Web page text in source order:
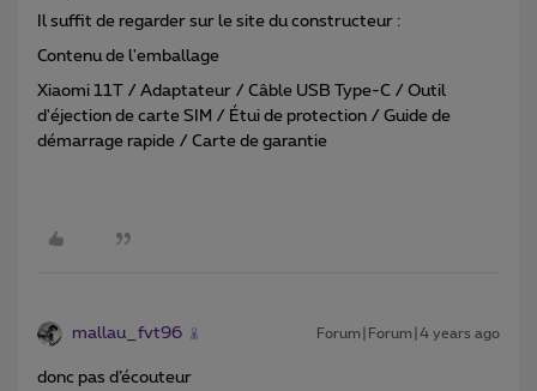
Il suffit de regarder sur le site du constructeur :
Contenu de l'emballage
Xiaomi 11T / Adaptateur / Câble USB Type-C / Outil
d'éjection de carte SIM / Étui de protection / Guide de
démarrage rapide / Carte de garantie
mallau_fvt96 Forum|Forum|4 years ago
donc pas d’écouteur